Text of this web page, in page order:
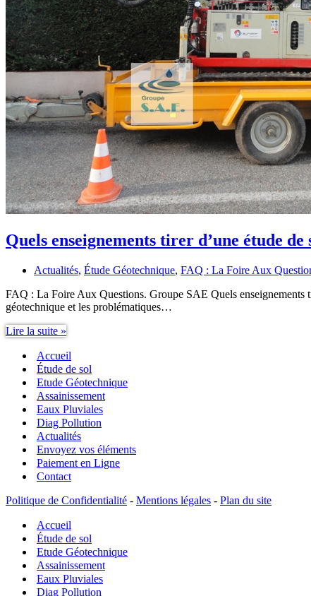
Quels enseignements tirer d’une étude de
Actualités, Étude Géotechnique, FAQ : La Foire Aux
FAQ : La Foire Aux Questions. Groupe SAE Quels enseignements
géotechnique et les problématiques…
Lire la suite »
tirer
d’une
étude
de
sol
?
Accueil
Étude de sol
Etude Géotechnique
Assainissement
Eaux Pluviales
Diag Pollution
Actualités
Envoyez vos éléments
Paiement en Ligne
Contact
Politique de Confidentialité - Mentions légales - Plan du site
Accueil
Étude de sol
Etude Géotechnique
Assainissement
Eaux Pluviales
Diag Pollution